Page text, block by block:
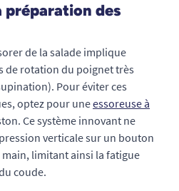
préparation des
de la salade implique
de rotation du poignet très
Pour éviter ces
optez pour uneessoreuse à
Ce système innovant ne
verticale sur un bouton
main, limitant ainsi la fatigue
coude.